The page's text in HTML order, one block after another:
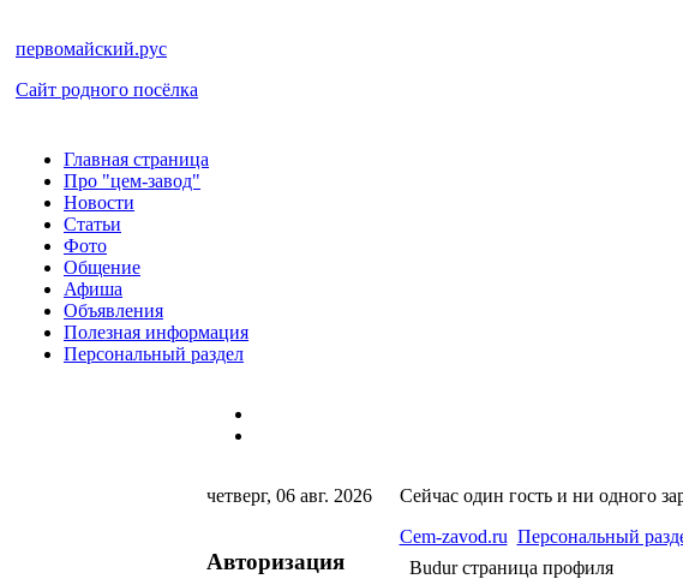
первомайский.рус
Сайт родного посёлка
Главная страница
Про "цем-завод"
Новости
Статьи
Фото
Общение
Афиша
Объявления
Полезная информация
Персональный раздел
четверг, 06 авг. 2026 Сейчас один гость и ни одного
Авторизация
Cem-zavod.ru Персональный
Budur страница профиля